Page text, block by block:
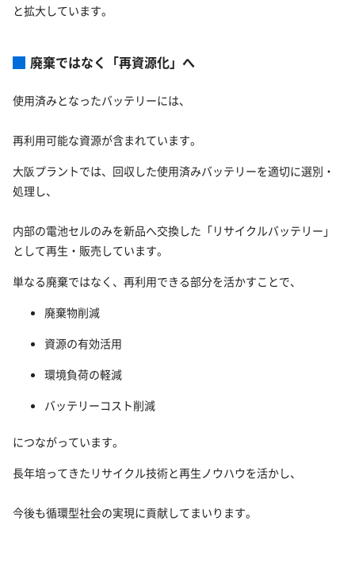
と拡大しています。
廃棄ではなく「再資源化」へ
使用済みとなったバッテリーには、
再利用可能な資源が含まれています。
大阪プラントでは、回収した使用済みバッテリーを適切に選別・
処理し、
内部の電池セルのみを新品へ交換した「リサイクルバッテリー」
として再生・販売しています。
単なる廃棄ではなく、再利用できる部分を活かすことで、
廃棄物削減
資源の有効活用
環境負荷の軽減
バッテリーコスト削減
につながっています。
長年培ってきたリサイクル技術と再生ノウハウを活かし、
今後も循環型社会の実現に貢献してまいります。